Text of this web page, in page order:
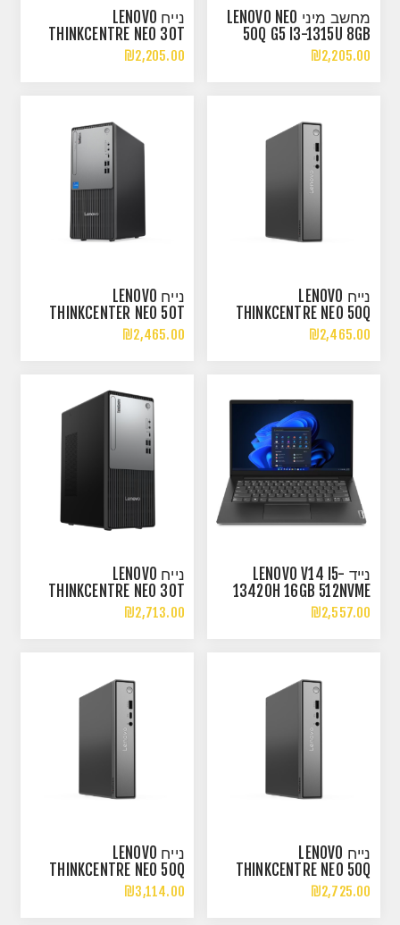
מחשב מיני LENOVO NEO
50Q G5 I3-1315U 8GB
512GB WIN11 PRO
₪2,205.00
נייח LENOVO
THINKCENTRE NEO 30T
GEN 5 I5-13420H 8GB
256NVME DOS
₪2,205.00
נייח LENOVO
THINKCENTRE NEO 50Q
GEN 5 CORE 5-210H 8GB
256NVME DOS
₪2,465.00
נייח LENOVO
THINKCENTER NEO 50T
GEN 5 I5-14400 8GB
512NVME DOS
₪2,465.00
נייד LENOVO V14 I5-
13420H 16GB 512NVME
FHD INTEL UHD DOS
₪2,557.00
נייח LENOVO
THINKCENTRE NEO 30T
GEN 5 I5-13420H 16GB
512NVME DOS
₪2,713.00
נייח LENOVO
THINKCENTRE NEO 50Q
GEN6 ULTRA5-226V 16GB
512NVME DOS
₪2,725.00
נייח LENOVO
THINKCENTRE NEO 50Q
GEN6 CORE 7-256V 16GB
512NVME DOS
₪3,114.00